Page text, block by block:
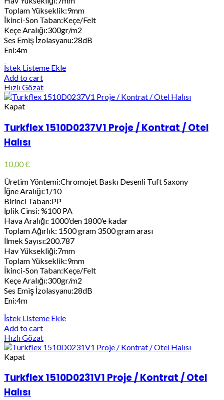
Toplam Yükseklik:9mm
İkinci-Son Taban:Keçe/Felt
Keçe Aralığı:300gr/m2
Ses Emiş İzolasyanu:28dB
Eni:4m
İstek Listeme Ekle
Add to cart
Hızlı Gözat
Kapat
Turkflex 1510D0237V1 Proje / Kontrat / Otel
Halısı
10,00€
Üretim Yöntemi:Chromojet Baskı Desenli Tuft Saxony
İğne Aralığı:1/10
Birinci Taban:PP
İplik Cinsi: %100 PA
Hava Aralığı: 1000’den 1800’e kadar
Toplam Ağırlık: 1500 gram 3500 gram arası
İlmek Sayısı:200.787
Hav Yüksekliği:7mm
Toplam Yükseklik:9mm
İkinci-Son Taban:Keçe/Felt
Keçe Aralığı:300gr/m2
Ses Emiş İzolasyanu:28dB
Eni:4m
İstek Listeme Ekle
Add to cart
Hızlı Gözat
Kapat
Turkflex 1510D0231V1 Proje / Kontrat / Otel
Halısı